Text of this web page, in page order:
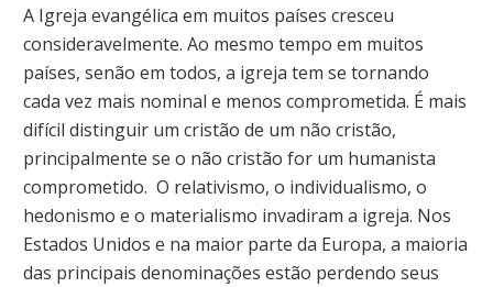
A Igreja evangélica em muitos países cresceu
consideravelmente. Ao mesmo tempo em muitos
países, senão em todos, a igreja tem se tornando
cada vez mais nominal e menos comprometida. É mais
difícil distinguir um cristão de um não cristão,
principalmente se o não cristão for um humanista
comprometido. O relativismo, o individualismo, o
hedonismo e o materialismo invadiram a igreja. Nos
Estados Unidos e na maior parte da Europa, a maioria
das principais denominações estão perdendo seus